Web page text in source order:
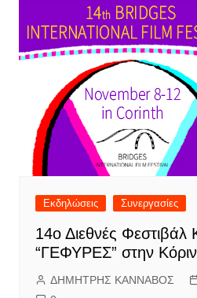
Εκδηλώσεις Συνεργασίες
14ο Διεθνές Φεστιβάλ
“ΓΕΦΥΡΕΣ” στην
ΔΗΜΗΤΡΗΣ ΚΑΝΝΑΒΟΣ